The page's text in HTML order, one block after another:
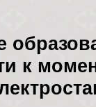
к